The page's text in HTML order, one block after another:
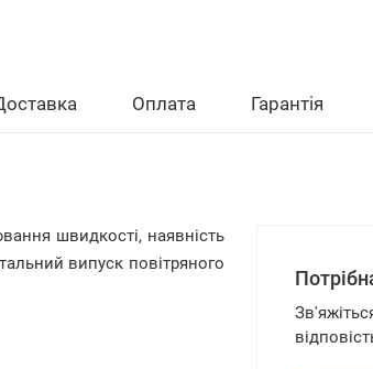
Оплата Гарантія
швидкості, наявність
випуск повітряного